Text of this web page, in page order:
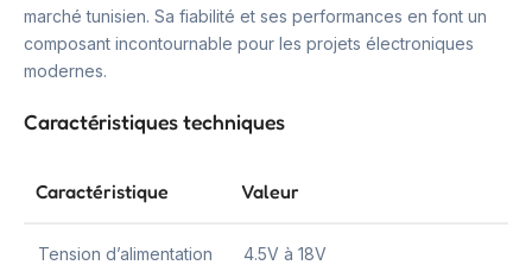
marché tunisien. Sa fiabilité et ses performances en font un
composant incontournable pour les projets électroniques
modernes.
Caractéristiques techniques
Caractéristique Valeur
Tension d’alimentation 4.5V à 18V